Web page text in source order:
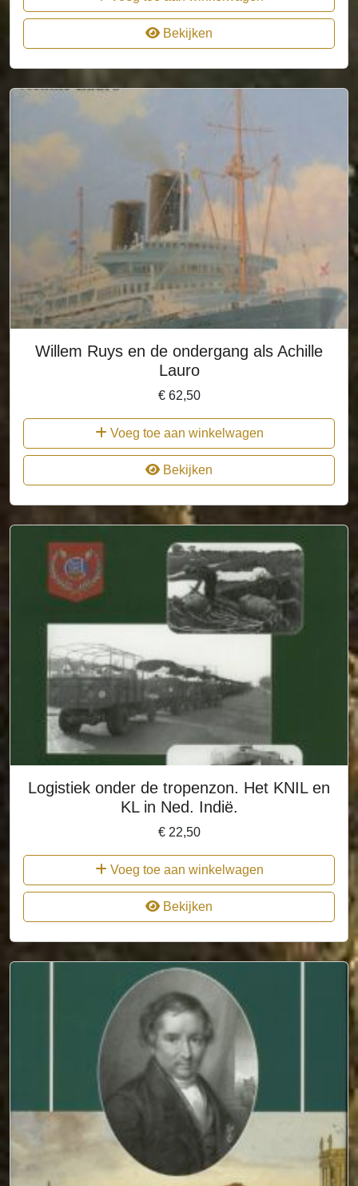
Bekijken
Willem Ruys en de ondergang als Achille
Lauro
€62,50
Voeg toe aan winkelwagen
Bekijken
Logistiek onder de tropenzon. Het KNIL en
KL in Ned. Indië.
€22,50
Voeg toe aan winkelwagen
Bekijken